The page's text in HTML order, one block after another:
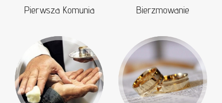
Pierwsza Komunia Bierzmowanie